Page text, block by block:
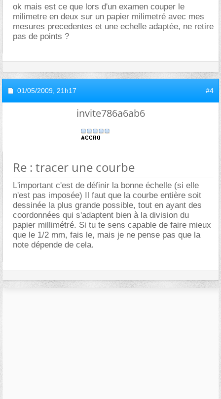
ok mais est ce que lors d'un examen couper le
milimetre en deux sur un papier milimetré avec mes
mesures precedentes et une echelle adaptée, ne retire
pas de points ?
01/05/2009, 21h17 #4
invite786a6ab6
Re : tracer une courbe
L'important c'est de définir la bonne échelle (si elle
n'est pas imposée) Il faut que la courbe entière soit
dessinée la plus grande possible, tout en ayant des
coordonnées qui s'adaptent bien à la division du
papier millimétré. Si tu te sens capable de faire mieux
que le 1/2 mm, fais le, mais je ne pense pas que la
note dépende de cela.